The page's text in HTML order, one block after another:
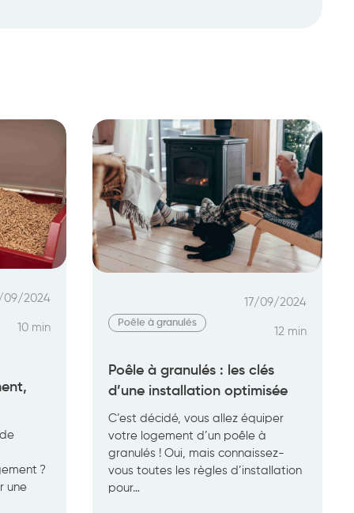
09/2024
10 min
?
une
Poêle à granulés
17/09/2024
12 min
Poêle à granulés : les clés
d’une installation optimisée
C’est décidé, vous allez équiper
votre logement d’un poêle à
granulés ! Oui, mais connaissez-
vous toutes les règles d’installation
pour…